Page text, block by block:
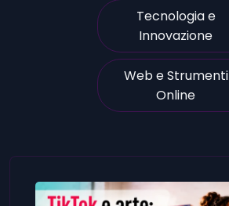
Tecnologia e
Innovazione
Web e Strumenti
Online